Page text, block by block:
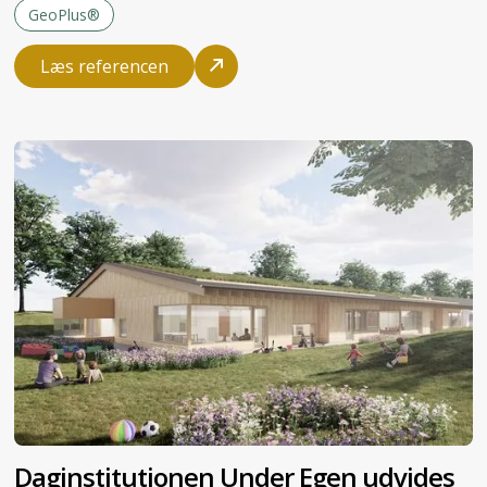
GeoPlus®
Læs referencen
Daginstitutionen Under Egen udvides